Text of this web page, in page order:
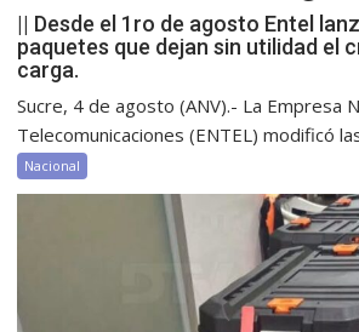
|| Desde el 1ro de agosto Entel
paquetes que dejan sin utilidad el
carga.
Sucre, 4 de agosto (ANV).- La Empresa
Telecomunicaciones (ENTEL) modificó
Nacional